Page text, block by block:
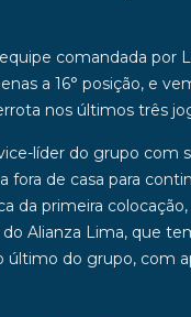
comandada por
a 16° posição, e
nos últimos três
líder do grupo com
fora de casa para
da primeira
Alianza Lima, que
último do grupo, com